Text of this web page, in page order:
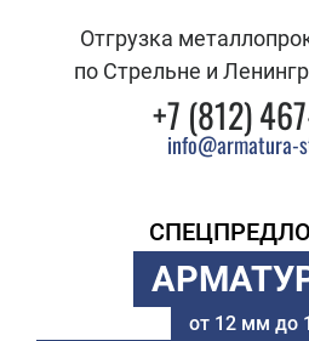
Отгрузка
по Стрельне и
+7 (812)
info@armatura-
от 12 мм до